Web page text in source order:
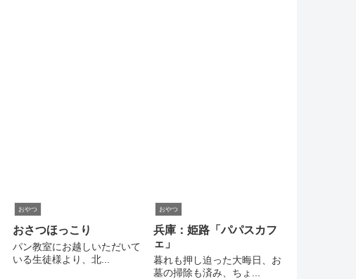
おやつ
おさつほっこり
パン教室にお越しいただいて
いる生徒様より、北...
おやつ
兵庫：姫路「パパスカフ
ェ」
暮れも押し迫った大晦日、お
墓の掃除も済み、ちょ...